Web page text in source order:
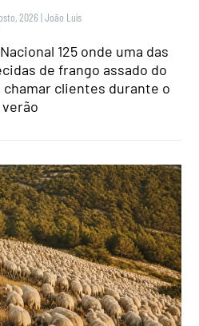
2026 |João Luís
125 onde uma das
de frango assado do
clientes durante o
verão